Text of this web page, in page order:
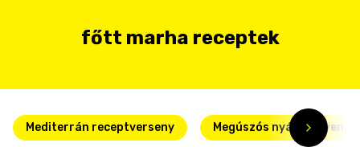
főtt marha receptek
Mediterrán receptverseny Megúszós nyári